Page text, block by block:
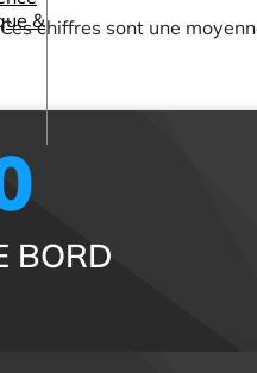
&
Ces chiffres sont une
BORD